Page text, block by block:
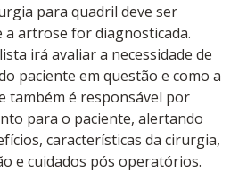
para quadril deve ser
a artrose for diagnosticada.
irá avaliar a necessidade de
paciente em questão e como a
também é responsável por
para o paciente, alertando
características da cirurgia,
e cuidados pós operatórios.